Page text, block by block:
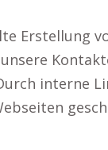
Erstellung
interne